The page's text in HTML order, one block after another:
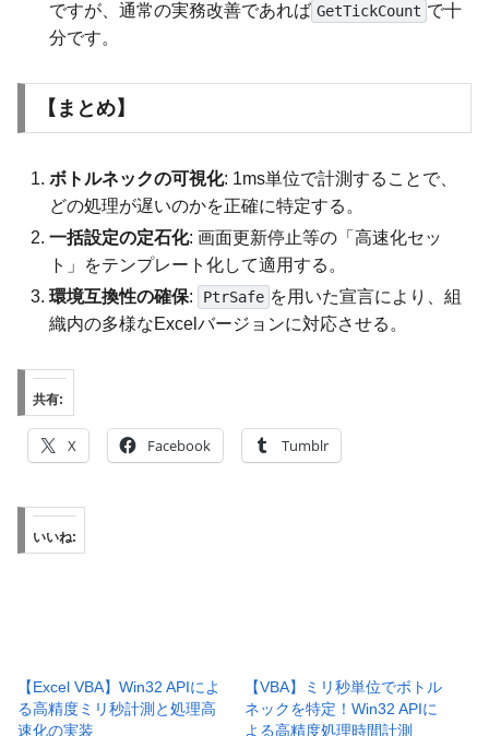
ですが、通常の実務改善であれば GetTickCount で十
分です。
【まとめ】
ボトルネックの可視化: 1ms単位で計測することで、
どの処理が遅いのかを正確に特定する。
一括設定の定石化: 画面更新停止等の「高速化セッ
ト」をテンプレート化して適用する。
環境互換性の確保: PtrSafe を用いた宣言により、組
織内の多様なExcelバージョンに対応させる。
共有:
X Facebook Tumblr
いいね:
【Excel VBA】Win32 APIによ
る高精度ミリ秒計測と処理高
速化の実装
【VBA】ミリ秒単位でボトル
ネックを特定！Win32 APIに
よる高精度処理時間計測